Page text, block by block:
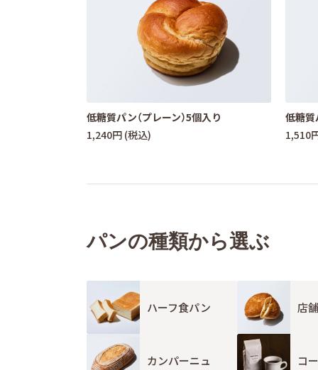
低糖質パン（プレーン）5個入り
1,240円 (税込)
低糖質
1,510
パンの種類から選ぶ
ハーフ食パン 店
カンパーニュ コ